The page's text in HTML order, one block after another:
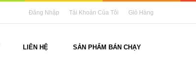
Đăng Nhập Tài Khoản Của Tôi Giỏ Hàng
LIÊN HỆ SẢN PHẨM BÁN CHẠY